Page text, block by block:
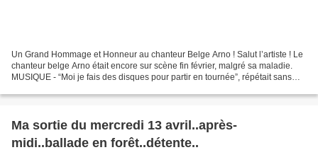
Un Grand Hommage et Honneur au chanteur Belge Arno ! Salut l’artiste ! Le
chanteur belge Arno était encore sur scène fin février, malgré sa maladie.
MUSIQUE - “Moi je fais des disques pour partir en tournée”, répétait sans
Ma sortie du mercredi 13 avril..après-
midi..ballade en forêt..détente..